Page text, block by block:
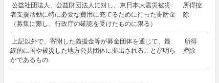
公益社団法人、公益財団法人に対し、東日本大震災被災
者支援活動に特に必要な費用に充てるために行った寄附金
（募集に際し、行政庁の確認を受けたものに限る）
所得控
除
上記以外で、寄附した義援金等が募金団体を通じて、最
終的に国や被災した地方公共団体に拠出されることが明ら
かであるもの
所得
控除